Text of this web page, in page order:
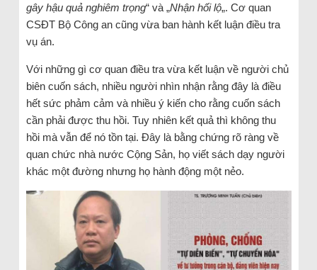
gây hậu quả nghiêm trọng“ và „Nhận hối lộ„. Cơ quan
CSĐT Bộ Công an cũng vừa ban hành kết luận điều tra
vụ án.
Với những gì cơ quan điều tra vừa kết luận về người chủ
biên cuốn sách, nhiều người nhìn nhận rằng đây là điều
hết sức phảm cảm và nhiều ý kiến cho rằng cuốn sách
cần phải được thu hồi. Tuy nhiên kết quả thì không thu
hồi mà vẫn để nó tồn tại. Đây là bằng chứng rõ ràng về
quan chức nhà nước Cộng Sản, họ viết sách dạy người
khác một đường nhưng họ hành động một nẻo.